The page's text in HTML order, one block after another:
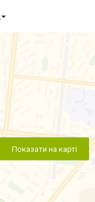
Показати на карті